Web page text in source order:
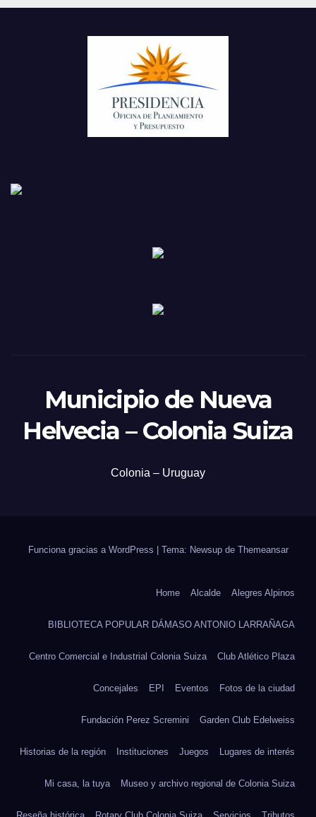
Municipio de Nueva
Helvecia – Colonia Suiza
Colonia – Uruguay
Funciona gracias a WordPress | Tema: Newsup de Themeansar
Home Alcalde Alegres Alpinos
BIBLIOTECA POPULAR DÁMASO ANTONIO LARRAÑAGA
Centro Comercial e Industrial Colonia Suiza Club Atlético Plaza
Concejales EPI Eventos Fotos de la ciudad
Fundación Perez Scremini Garden Club Edelweiss
Historias de la región Instituciones Juegos Lugares de interés
Mi casa, la tuya Museo y archivo regional de Colonia Suiza